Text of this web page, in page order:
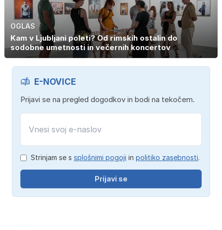
OGLAS
Kam v Ljubljani poleti? Od rimskih ostalin do
sodobne umetnosti in večernih koncertov
E-NOVICE
Prijavi se na pregled dogodkov in bodi na tekočem.
Strinjam se s splošnimi pogoji in politiko zasebnosti.
Prijavi se